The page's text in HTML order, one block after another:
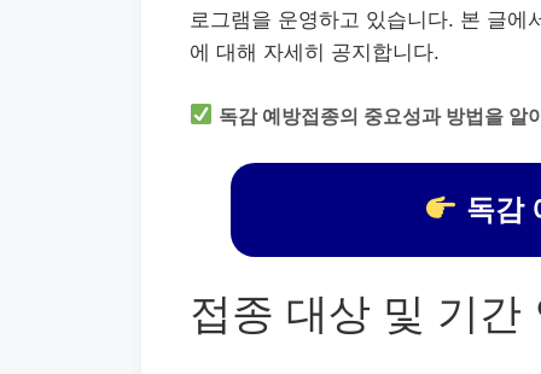
로그램을 운영하고 있습니다. 본 글에
에 대해 자세히 공지합니다.
독감 예방접종의 중요성과 방법을 알
독감
접종 대상 및 기간